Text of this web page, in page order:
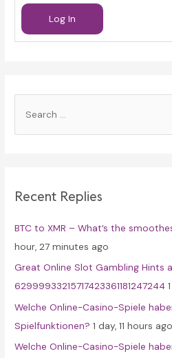
Log In
h
o
r
:
Recent Replies
BTC to XMR – What’s the
hour, 27 minutes ago
Great Online Slot Gambling Hints
62999933215717423361181247244
Welche Online-Casino-Spiele
Spielfunktionen? 1 day, 11 hours ago
Welche Online-Casino-Spiele